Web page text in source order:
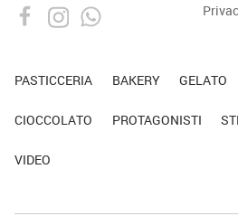
PASTICCERIA BAKERY GELATO
CIOCCOLATO PROTAGONISTI
VIDEO